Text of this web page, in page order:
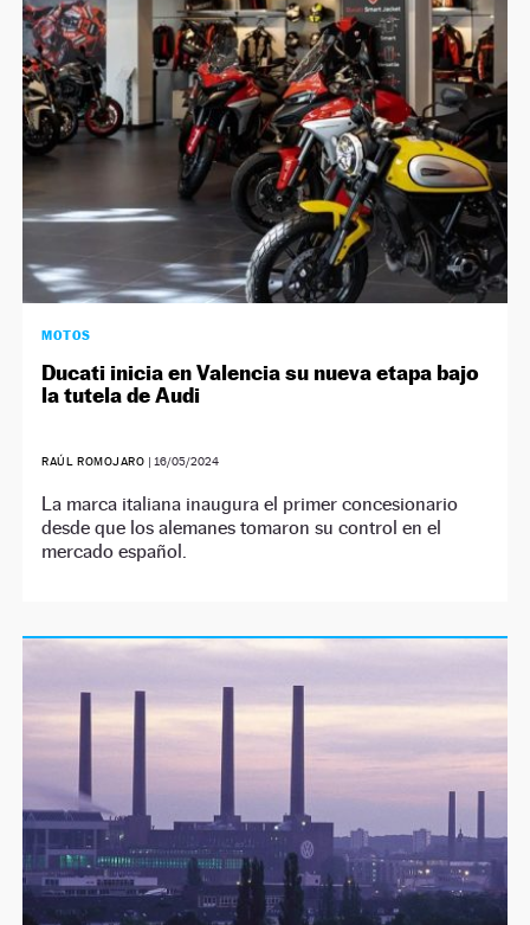
NEWSLETTER
SÍGUENOS
MOTOS
Ducati inicia en Valencia su nueva etapa bajo
la tutela de Audi
RAÚL ROMOJARO | 16/05/2024
La marca italiana inaugura el primer concesionario
desde que los alemanes tomaron su control en el
mercado español.